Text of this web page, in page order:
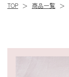
TOP ＞ 商品一覧 ＞